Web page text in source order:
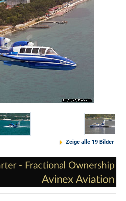
Zeige alle 19 Bilder